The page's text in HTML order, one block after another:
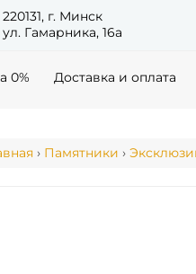
220131, г. Минск
ул. Гамарника, 16а
0% Доставка и оплата
› Памятники ›